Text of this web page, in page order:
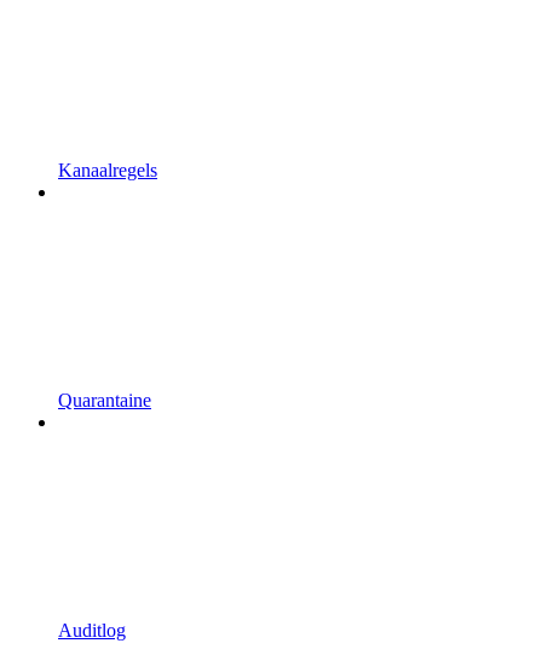
Kanaalregels
Quarantaine
Auditlog